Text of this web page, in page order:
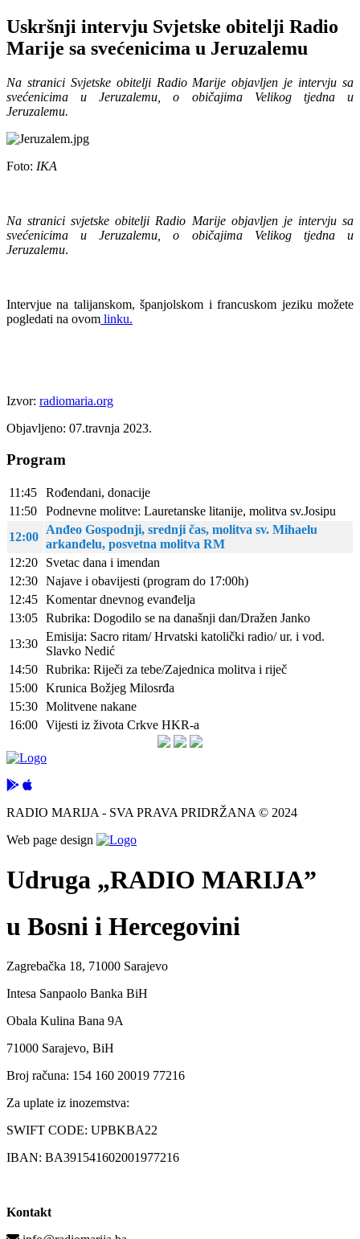
Uskršnji intervju Svjetske obitelji Radio
Marije sa svećenicima u Jeruzalemu
Na stranici Svjetske obitelji Radio Marije objavljen je intervju sa
svećenicima u Jeruzalemu, o običajima Velikog tjedna u
Jeruzalemu.
Foto: IKA
Na stranici svjetske obitelji Radio Marije objavljen je intervju sa
svećenicima u Jeruzalemu, o običajima Velikog tjedna u
Jeruzalemu.
Intervjue na talijanskom, španjolskom i francuskom jeziku možete
pogledati na ovom linku.
Izvor: radiomaria.org
Objavljeno: 07.travnja 2023.
Program
11:45
Rođendani, donacije
11:50
Podnevne molitve: Lauretanske litanije, molitva sv.Josipu
12:00
Anđeo Gospodnji, srednji čas, molitva sv. Mihaelu
arkanđelu, posvetna molitva RM
12:20
Svetac dana i imendan
12:30 Najave i obavijesti (program do 17:00h)
12:45 Komentar dnevnog evanđelja
13:05 Rubrika: Dogodilo se na današnji dan/Dražen Janko
13:30
Emisija: Sacro ritam/ Hrvatski katolički radio/ ur. i vod.
Slavko Nedić
14:50 Rubrika: Riječi za tebe/Zajednica molitva i riječ
15:00 Krunica Božjeg Milosrđa
15:30 Molitvene nakane
16:00 Vijesti iz života Crkve HKR-a
RADIO MARIJA - SVA PRAVA PRIDRŽANA © 2024
Web page design
Udruga „RADIO MARIJA”
u Bosni i Hercegovini
Zagrebačka 18, 71000 Sarajevo
Intesa Sanpaolo Banka BiH
Obala Kulina Bana 9A
71000 Sarajevo, BiH
Broj računa: 154 160 20019 77216
Za uplate iz inozemstva:
SWIFT CODE: UPBKBA22
IBAN: BA391541602001977216
Kontakt